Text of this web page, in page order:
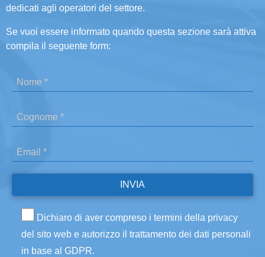
dedicati agli operatori del settore.
Se vuoi essere informato quando questa sezione sarà attiva
compila il seguente form:
Dichiaro di aver compreso i termini della privacy
del sito web e autorizzo il trattamento dei dati personali
in base al GDPR.